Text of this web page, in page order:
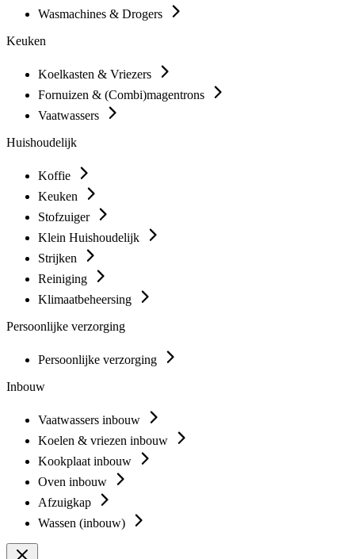
Wasmachines & Drogers
Keuken
Koelkasten & Vriezers
Fornuizen & (Combi)magentrons
Vaatwassers
Huishoudelijk
Koffie
Keuken
Stofzuiger
Klein Huishoudelijk
Strijken
Reiniging
Klimaatbeheersing
Persoonlijke verzorging
Persoonlijke verzorging
Inbouw
Vaatwassers inbouw
Koelen & vriezen inbouw
Kookplaat inbouw
Oven inbouw
Afzuigkap
Wassen (inbouw)